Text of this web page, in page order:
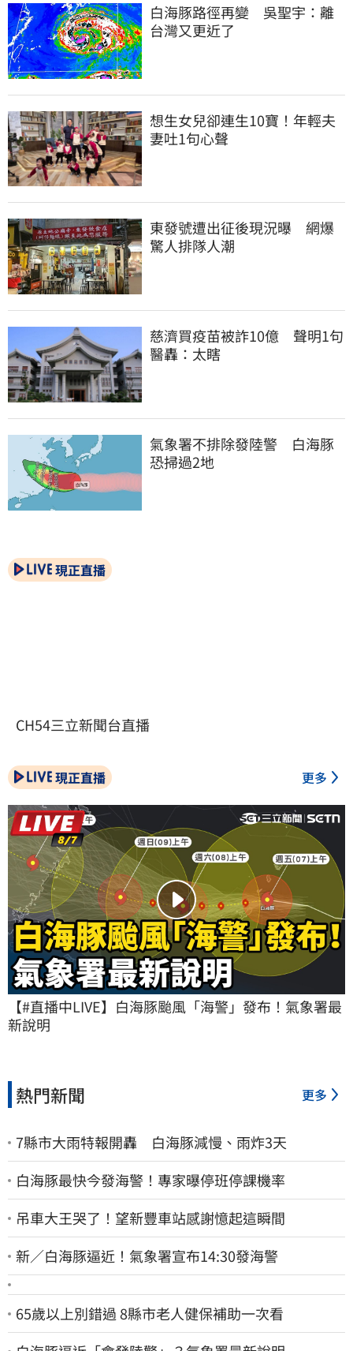
白海豚路徑再變　吳聖宇：離
台灣又更近了
想生女兒卻連生10寶！年輕夫
妻吐1句心聲
東發號遭出征後現況曝　網爆
驚人排隊人潮
慈濟買疫苗被詐10億　聲明1句
醫轟：太瞎
氣象署不排除發陸警　白海豚
恐掃過2地
現正直播
CH54三立新聞台直播
現正直播 更多
【#直播中LIVE】白海豚颱風「海警」發布！氣象署最
新說明
熱門新聞 更多
7縣市大雨特報開轟 白海豚減慢、雨炸3天
白海豚最快今發海警！專家曝停班停課機率
吊車大王哭了！望新豐車站感謝憶起這瞬間
新／白海豚逼近！氣象署宣布14:30發海警
65歲以上別錯過 8縣市老人健保補助一次看